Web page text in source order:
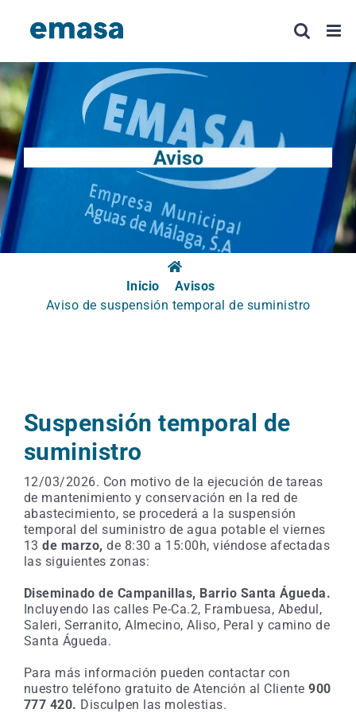
Aviso
Inicio
Avisos
Aviso de suspensión temporal de suministro
Suspensión temporal de
suministro
12/03/2026. Con motivo de la ejecución de tareas
de mantenimiento y conservación en la red de
abastecimiento, se procederá a la suspensión
temporal del suministro de agua potable el viernes
13de marzo, de 8:30 a 15:00h, viéndose afectadas
las siguientes zonas:
Diseminado de Campanillas, Barrio Santa Águeda.
Incluyendo las calles Pe-Ca.2, Frambuesa, Abedul,
Saleri, Serranito, Almecino, Aliso, Peral y camino de
Santa Águeda.
Para más información pueden contactar con
nuestro teléfono gratuito de Atención al Cliente900
777 420. Disculpen las molestias.